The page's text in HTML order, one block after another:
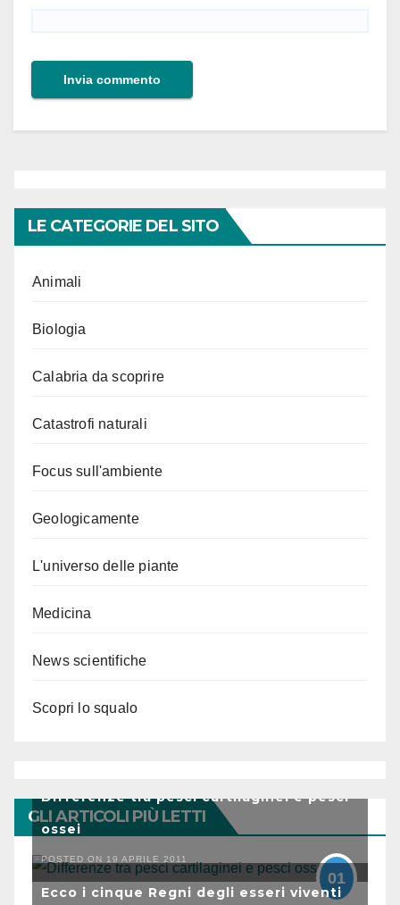
LE CATEGORIE DEL SITO
Animali
Biologia
Calabria da scoprire
Catastrofi naturali
Focus sull'ambiente
Geologicamente
L'universo delle piante
Medicina
News scientifiche
Scopri lo squalo
GLI ARTICOLI PIÙ LETTI
Differenze tra pesci cartilaginei e pesci
ossei
POSTED ON 19 APRILE 2011
01
Ecco i cinque Regni degli esseri viventi